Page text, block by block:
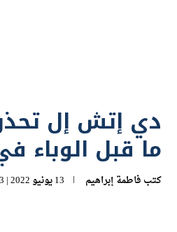
دي إتش إل
ما قبل الوباء في
كتب فاطمة إبراهيم 13 يونيو 2022 | 3:03 م